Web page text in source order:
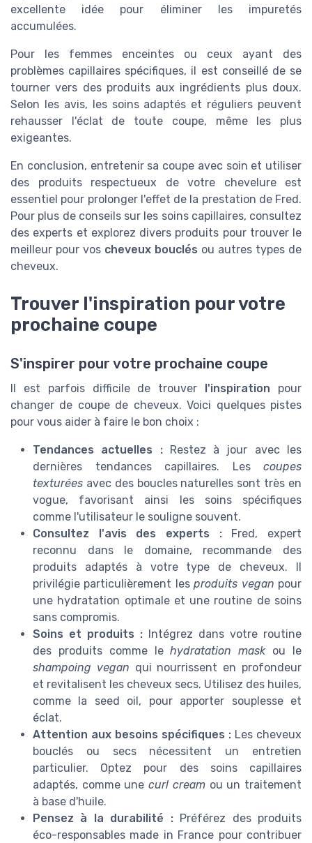
excellente idée pour éliminer les impuretés
accumulées.
Pour les femmes enceintes ou ceux ayant des
problèmes capillaires spécifiques, il est conseillé de se
tourner vers des produits aux ingrédients plus doux.
Selon les avis, les soins adaptés et réguliers peuvent
rehausser l'éclat de toute coupe, même les plus
exigeantes.
En conclusion, entretenir sa coupe avec soin et utiliser
des produits respectueux de votre chevelure est
essentiel pour prolonger l'effet de la prestation de Fred.
Pour plus de conseils sur les soins capillaires, consultez
des experts et explorez divers produits pour trouver le
meilleur pour vos cheveux bouclés ou autres types de
cheveux.
Trouver l'inspiration pour votre
prochaine coupe
S'inspirer pour votre prochaine coupe
Il est parfois difficile de trouver l'inspiration pour
changer de coupe de cheveux. Voici quelques pistes
pour vous aider à faire le bon choix :
Tendances actuelles :Restez à jour avec les
dernières tendances capillaires. Les coupes
texturées avec des boucles naturelles sont très en
vogue, favorisant ainsi les soins spécifiques
comme l'utilisateur le souligne souvent.
Consultez l'avis des experts :Fred, expert
reconnu dans le domaine, recommande des
produits adaptés à votre type de cheveux. Il
privilégie particulièrement lesproduits vegan pour
une hydratation optimale et une routine de soins
sans compromis.
Soins et produits : Intégrez dans votre routine
des produits comme lehydratation maskou le
shampoing vegan qui nourrissent en profondeur
et revitalisent les cheveux secs. Utilisez des huiles,
comme la seed oil, pour apporter souplesse et
éclat.
Attention aux besoins spécifiques : Les cheveux
bouclés ou secs nécessitent un entretien
particulier. Optez pour des soins capillaires
adaptés, comme unecurl creamou un traitement
à base d'huile.
Pensez à la durabilité :Préférez des produits
éco-responsables made in France pour contribuer